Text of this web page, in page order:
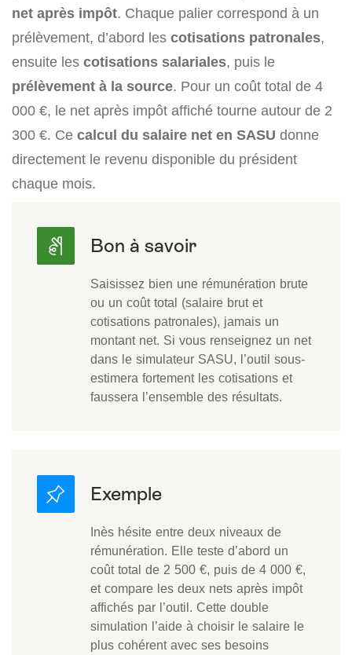
net après impôt. Chaque palier correspond à un
prélèvement, d’abord les cotisations patronales,
ensuite les cotisations salariales, puis le
prélèvement à la source. Pour un coût total de 4
000 €, le net après impôt affiché tourne autour de 2
300 €. Ce calcul du salaire net en SASU donne
directement le revenu disponible du président
chaque mois.
Saisissez bien une rémunération brute
ou un coût total (salaire brut et
cotisations patronales), jamais un
montant net. Si vous renseignez un net
dans le simulateur SASU, l’outil sous-
estimera fortement les cotisations et
faussera l’ensemble des résultats.
Inès hésite entre deux niveaux de
rémunération. Elle teste d’abord un
coût total de 2 500 €, puis de 4 000 €,
et compare les deux nets après impôt
affichés par l’outil. Cette double
simulation l’aide à choisir le salaire le
plus cohérent avec ses besoins